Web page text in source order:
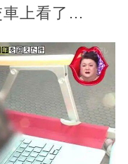
車上看了…